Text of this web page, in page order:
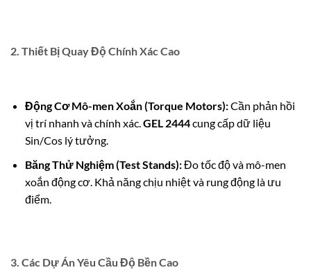
2. Thiết Bị QuayĐộ Chính Xác Cao
Động Cơ Mô-men Xoắn (Torque Motors):Cần phản hồi
vị trí nhanh và chính xác.GEL 2444cung cấp dữ liệu
Sin/Coslý tưởng.
Băng Thử Nghiệm (Test Stands):Đo tốc độ và mô-men
xoắn động cơ. Khả năng chịu nhiệt và rung động là ưu
điểm.
3. Các Dự Án Yêu Cầu Độ Bền Cao